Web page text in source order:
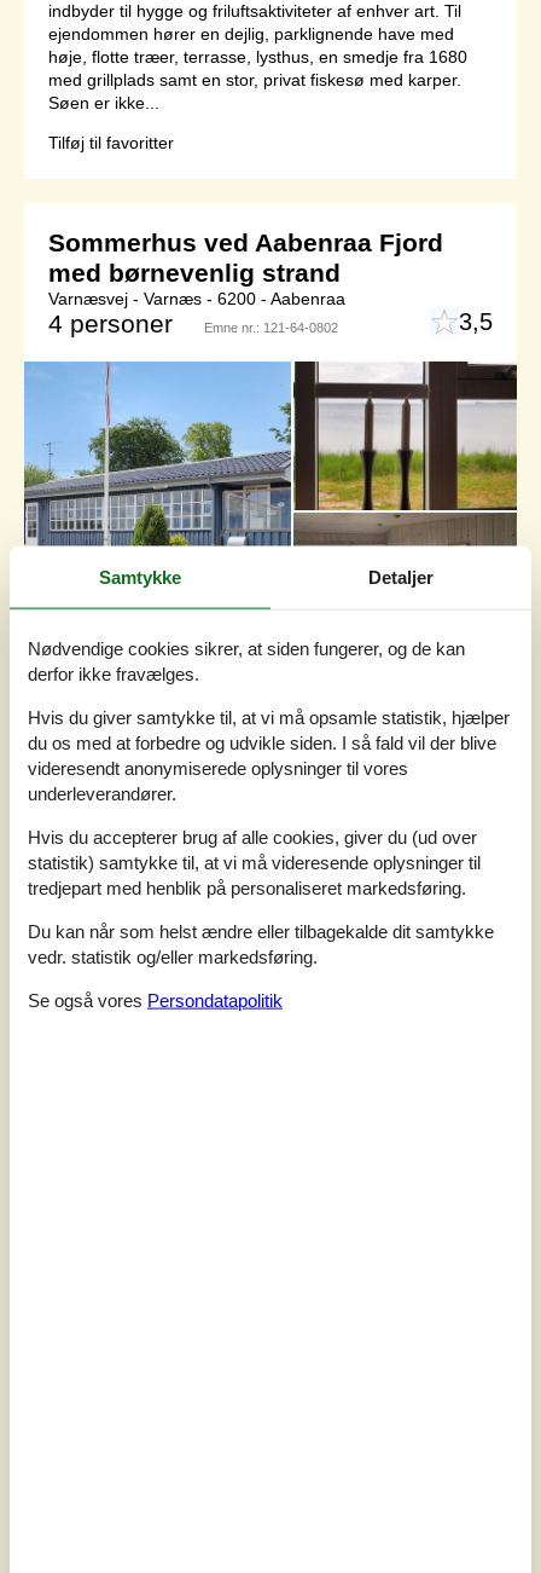
indbyder til hygge og friluftsaktiviteter af enhver art. Til
ejendommen hører en dejlig, parklignende have med
høje, flotte træer, terrasse, lysthus, en smedje fra 1680
med grillplads samt en stor, privat fiskesø med karper.
Søen er ikke...
Tilføj til favoritter
Sommerhus ved Aabenraa Fjord
med børnevenlig strand
Varnæsvej - Varnæs - 6200 - Aabenraa
4 personer Emne nr.: 121-64-0802 3,5
Fra DKK 3.198,-
Soverum
Afstand vand
50 m
Boligareal
58 m²
Grundareal
200 m²
Internet
Smukt beliggende sommerhus lige ved vandet med
fantastisk udsigt over Aabenraa Fjord og det naturskønne
område. Foran huset ligger en børnevenlig badestrand,
Samtykke Detaljer
Nødvendige cookies sikrer, at siden fungerer, og de kan
derfor ikke fravælges.
Hvis du giver samtykke til, at vi må opsamle statistik, hjælper
du os med at forbedre og udvikle siden. I så fald vil der blive
videresendt anonymiserede oplysninger til vores
underleverandører.
Hvis du accepterer brug af alle cookies, giver du (ud over
statistik) samtykke til, at vi må videresende oplysninger til
tredjepart med henblik på personaliseret markedsføring.
Du kan når som helst ændre eller tilbagekalde dit samtykke
vedr. statistik og/eller markedsføring.
Se også vores Persondatapolitik